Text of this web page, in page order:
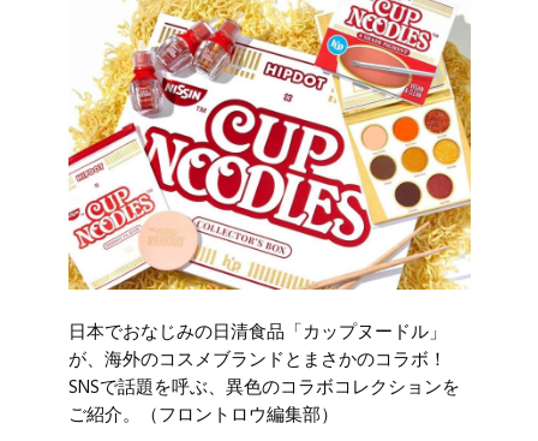
日本でおなじみの日清食品「カップヌードル」
が、海外のコスメブランドとまさかのコラボ！
SNSで話題を呼ぶ、異色のコラボコレクションを
ご紹介。（フロントロウ編集部）